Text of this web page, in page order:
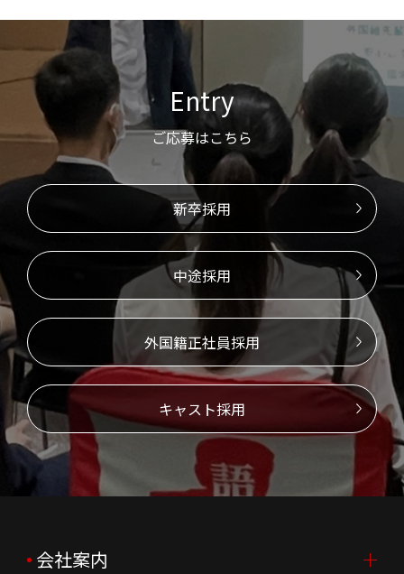
Entry
ご応募はこちら
新卒採用
中途採用
外国籍正社員採用
キャスト採用
会社案内